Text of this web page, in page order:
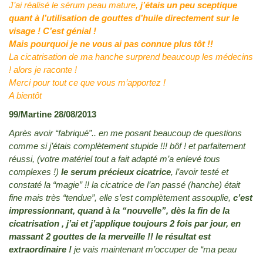
J’ai réalisé le sérum peau mature, j’étais un peu sceptique
quant à l’utilisation de gouttes d’huile directement sur le
visage ! C’est génial !
Mais pourquoi je ne vous ai pas connue plus tôt !!
La cicatrisation de ma hanche surprend beaucoup les médecins
! alors je raconte !
Merci pour tout ce que vous m’apportez !
A bientôt
99/Martine 28/08/2013
Après avoir “fabriqué”.. en me posant beaucoup de questions
comme si j’étais complètement stupide !!! bôf ! et parfaitement
réussi, (votre matériel tout a fait adapté m’a enlevé tous
complexes !) le serum précieux cicatrice, l’avoir testé et
constaté la “magie” !! la cicatrice de l’an passé (hanche) était
fine mais très “tendue”, elle s’est complètement assouplie, c’est
impressionnant, quand à la “nouvelle”, dès la fin de la
cicatrisation , j’ai et j’applique toujours 2 fois par jour, en
massant 2 gouttes de la merveille !! le résultat est
extraordinaire ! je vais maintenant m’occuper de “ma peau